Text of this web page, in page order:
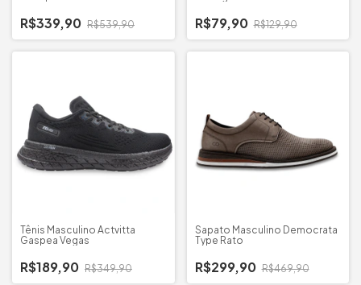
R$339,90 R$539,90 R$79,90 R$129,90
Tênis Masculino Actvitta
Gaspea Vegas
R$189,90 R$349,90
Sapato Masculino Democrata
Type Rato
R$299,90 R$469,90